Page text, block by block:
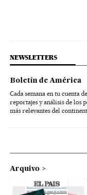
NEWSLETTERS
Boletín de América
Cada semana en tu cuenta
reportajes y análisis de los
más relevantes del
Arquivo